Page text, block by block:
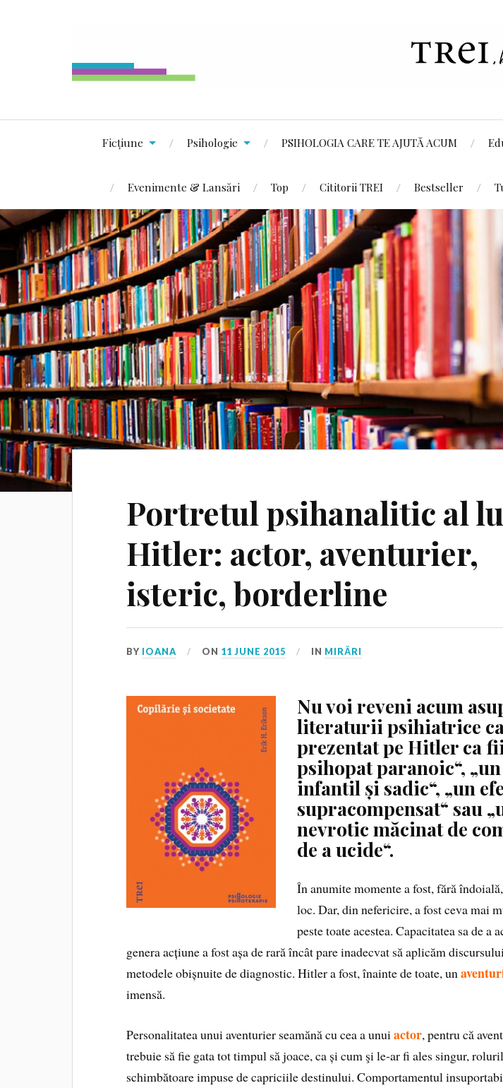
Ficțiune Psihologie PSIHOLOGIA CARE TE AJUTĂ ACUM
Evenimente & Lansări Top Cititorii TREI Bestseller
Portretul psihanalitic al
Hitler: actor, aventurier,
isteric, borderline
BY IOANA ON 11 JUNE 2015 IN MIRĂRI
Nu voi reveni acum
literaturii psihiatrice
prezentat pe Hitler ca
psihopat paranoic“,
infantil și sadic“, „un
supracompensat“ sau
nevrotic măcinat de
de a ucide“.
În anumite momente a fost, fără
loc. Dar, din nefericire, a fost ceva mai
peste toate acestea. Capacitatea sa de a
genera acțiune a fost așa de rară încât pare inadecvat să aplicăm
metodele obișnuite de diagnostic. Hitler a fost, înainte de toate, un
imensă.
Personalitatea unui aventurier seamănă cu cea a unuiactor, pentru că
trebuie să fie gata tot timpul să joace, ca și cum şi le‑ar fi ales singur,
schimbătoare impuse de capriciile destinului. Comportamentul